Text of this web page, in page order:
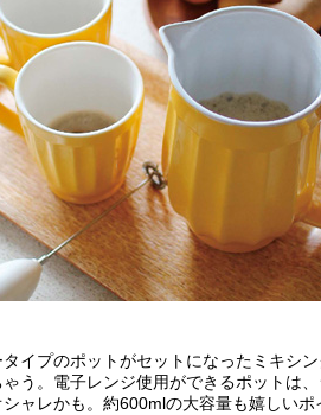
イプのポットがセットになったミキシ
う。電子レンジ使用ができるポットは
ャレかも。約600mlの大容量も嬉しいポ